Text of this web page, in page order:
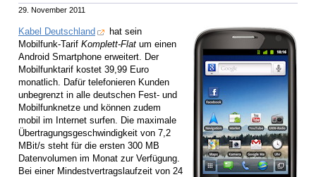
29. November 2011
Kabel Deutschland
hat sein
Mobilfunk-Tarif Komplett-Flat um einen
Android Smartphone erweitert. Der
Mobilfunktarif kostet 39,99 Euro
monatlich. Dafür telefonieren Kunden
unbegrenzt in alle deutschen Fest- und
Mobilfunknetze und können zudem
mobil im Internet surfen. Die maximale
Übertragungsgeschwindigkeit von 7,2
MBit/s steht für die ersten 300 MB
Datenvolumen im Monat zur Verfügung.
Bei einer Mindestvertragslaufzeit von 24